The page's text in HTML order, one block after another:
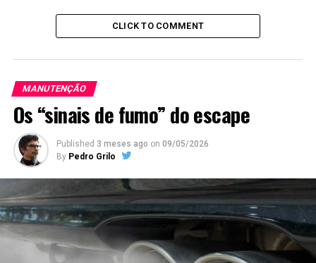
CLICK TO COMMENT
MANUTENÇÃO
Os “sinais de fumo” do escape
Published 3 meses ago on 09/05/2026
By Pedro Grilo